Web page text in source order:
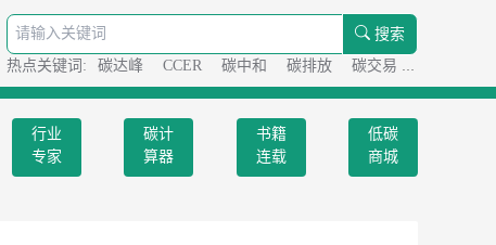
搜索
热点关键词:
碳达峰 CCER 碳中和 碳排放 碳交易
行业
专家
碳计
算器
书籍
连载
低碳
商城